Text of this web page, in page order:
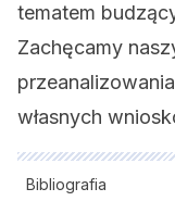
tematem
Zachęcamy
własnych
Bibliografia